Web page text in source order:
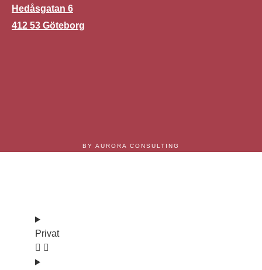
Hedåsgatan 6
412 53 Göteborg
BY AURORA CONSULTING
Privat